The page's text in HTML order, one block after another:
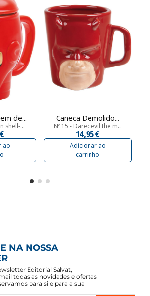
de...
shell-...
ao
Caneca Demolido...
Nº 15 - Daredevil the m...
14,95 €
Adicionar ao
carrinho
NA NOSSA
Editorial Salvat,
todas as novidades e ofertas
para si e para a sua